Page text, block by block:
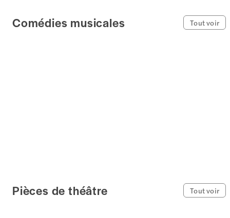
Comédies musicales Tout voir
Pièces de théâtre Tout voir